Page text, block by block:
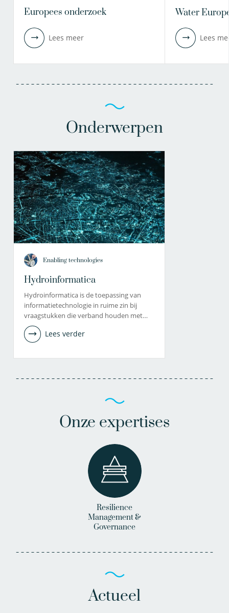
Europees onderzoek
Lees meer
Water
Lees
Onderwerpen
Enabling technologies
Hydroinformatica
Hydroinformatica is de toepassing van
informatietechnologie in ruime zin bij
vraagstukken die verband houden met…
Lees verder
Onze expertises
Resilience
Management &
Governance
Actueel